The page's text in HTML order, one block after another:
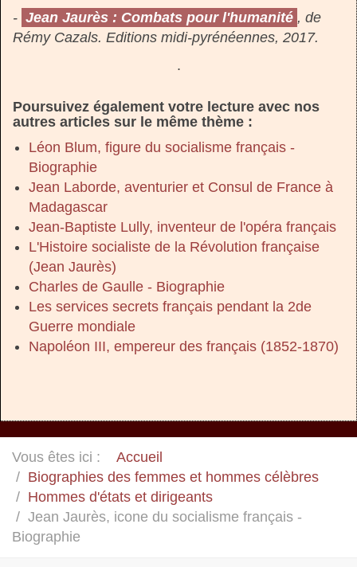
- Jean Jaurès : Combats pour l'humanité , de
Rémy Cazals. Editions midi-pyrénéennes, 2017.
.
Poursuivez également votre lecture avec nos
autres articles sur le même thème :
Léon Blum, figure du socialisme français -
Biographie
Jean Laborde, aventurier et Consul de France à
Madagascar
Jean-Baptiste Lully, inventeur de l'opéra français
L'Histoire socialiste de la Révolution française
(Jean Jaurès)
Charles de Gaulle - Biographie
Les services secrets français pendant la 2de
Guerre mondiale
Napoléon III, empereur des français (1852-1870)
Vous êtes ici :
Accueil
Biographies des femmes et hommes célèbres
Hommes d'états et dirigeants
Jean Jaurès, icone du socialisme français -
Biographie